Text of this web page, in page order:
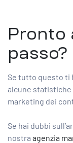
Pronto
passo?
Se tutto questo ti
alcune statistiche
marketing dei
Se hai dubbi
nostra agenzia